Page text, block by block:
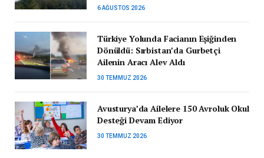
6 AĞUSTOS 2026
Türkiye Yolunda Facianın Eşiğinden
Dönüldü: Sırbistan’da Gurbetçi
Ailenin Aracı Alev Aldı
30 TEMMUZ 2026
Avusturya’da Ailelere 150 Avroluk Okul
Desteği Devam Ediyor
30 TEMMUZ 2026